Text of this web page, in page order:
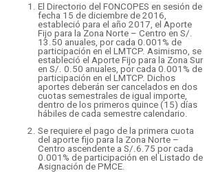
El Directorio del FONCOPES en sesión de
fecha 15 de diciembre de 2016,
estableció para el año 2017, el Aporte
Fijo para la Zona Norte – Centro en S/.
13.50 anuales, por cada 0.001% de
participación en el LMTCP. Asimismo, se
estableció el Aporte Fijo para la Zona Sur
en S/. 0.50 anuales, por cada 0.001% de
participación en el LMTCP. Dichos
aportes deberán ser cancelados en dos
cuotas semestrales de igual importe,
dentro de los primeros quince (15) días
hábiles de cada semestre calendario.
Se requiere el pago de la primera cuota
del aporte fijo para la Zona Norte –
Centro ascendente a S/.6.75 por cada
0.001% de participación en el Listado de
Asignación de PMCE.